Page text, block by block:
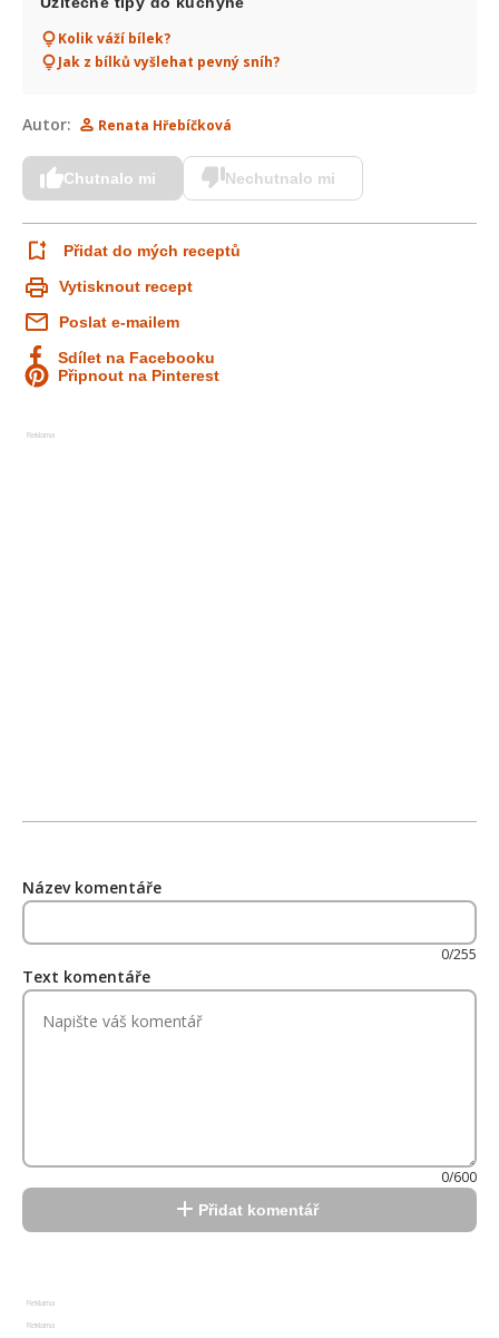
Kolik váží bílek?
Jak z bílků vyšlehat pevný sníh?
Autor: Renata Hřebíčková
Chutnalo mi Nechutnalo mi
Přidat do mých receptů
Vytisknout recept
Poslat e-mailem
Sdílet na Facebooku
Připnout na Pinterest
Reklama
Název komentáře
0/255
Text komentáře
0/600
Přidat komentář
Reklama
Reklama